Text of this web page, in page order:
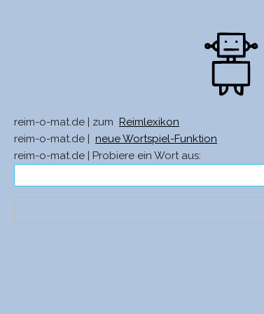
reim-o-mat.de | zum
Reimlexikon
reim-o-mat.de |
neue Wortspiel-Funktion
reim-o-mat.de | Probiere ein Wort aus: